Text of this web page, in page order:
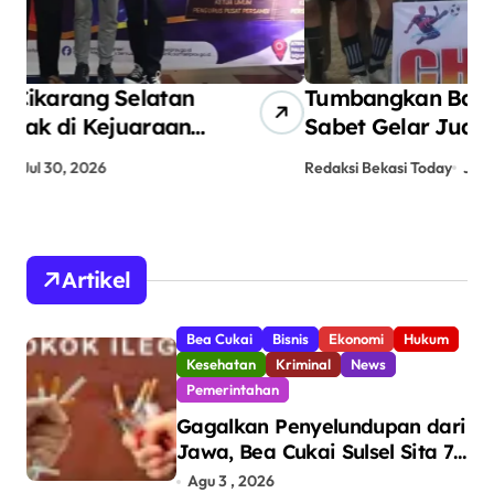
Tumbangkan Bacan 3-1, Yakult
Sabet Gelar Juara ANPIKASI
Redaksi Bekasi Today
Artikel
Bea Cukai Bisnis Ekonomi
Hukum
Kesehatan
Kriminal
News
Pemerintahan
Gagalkan Penyelundupan dari
Jawa, Bea Cukai Sulsel Sita 7,8
Juta Batang Rokok Ilegal
Agu 3 , 2026